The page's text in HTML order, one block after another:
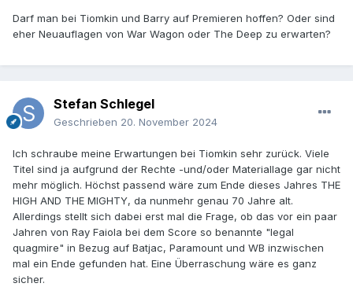
Darf man bei Tiomkin und Barry auf Premieren hoffen? Oder sind
eher Neuauflagen von War Wagon oder The Deep zu erwarten?
Stefan Schlegel
Geschrieben 20. November 2024
Ich schraube meine Erwartungen bei Tiomkin sehr zurück. Viele
Titel sind ja aufgrund der Rechte -und/oder Materiallage gar nicht
mehr möglich. Höchst passend wäre zum Ende dieses Jahres THE
HIGH AND THE MIGHTY, da nunmehr genau 70 Jahre alt.
Allerdings stellt sich dabei erst mal die Frage, ob das vor ein paar
Jahren von Ray Faiola bei dem Score so benannte "legal
quagmire" in Bezug auf Batjac, Paramount und WB inzwischen
mal ein Ende gefunden hat. Eine Überraschung wäre es ganz
sicher.